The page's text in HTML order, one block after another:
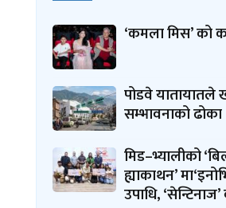
‘कमला मिस’ को
पोडवे
सम्भावनाको ढोका
मिड–भ्यालीको
ह्याकाथन’
उपाधि,